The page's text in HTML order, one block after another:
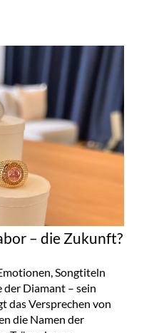
– die Zukunft?
Songtiteln
Diamant – sein
das Versprechen von
die Namen der